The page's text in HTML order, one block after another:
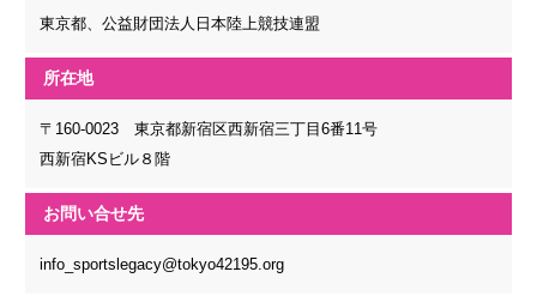
東京都、公益財団法人日本陸上競技連盟
所在地
〒160-0023 東京都新宿区西新宿三丁目6番11号
西新宿KSビル８階
お問い合せ先
info_sportslegacy@tokyo42195.org